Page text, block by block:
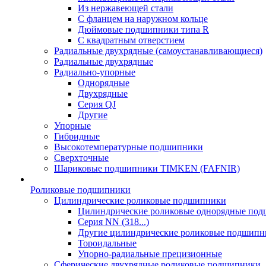
Из нержавеющей стали
С фланцем на наружном кольце
Дюймовые подшипники типа R
С квадратным отверстием
Радиальные двухрядные (самоустанавливающиеся)
Радиальные двухрядные
Радиально-упорные
Однорядные
Двухрядные
Серия QJ
Другие
Упорные
Гибридные
Высокотемпературные подшипники
Сверхточные
Шариковые подшипники TIMKEN (FAFNIR)
Роликовые подшипники
Цилиндрические роликовые подшипники
Цилиндрические роликовые однорядные
Серия NN (318...)
Другие цилиндрические роликовые
Тороидальные
Упорно-радиальные прецизионные